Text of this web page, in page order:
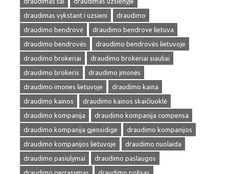
draudimas vykstant i uzsieni
draudimo
draudimo bendrovė
draudimo bendrove lietuva
draudimo bendrovės
draudimo bendrovės lietuvoje
draudimo brokeriai
draudimo brokeriai siauliai
draudimo brokeris
draudimo įmonės
draudimo imones lietuvoje
draudimo kaina
draudimo kainos
draudimo kainos skaičiuoklė
draudimo kompanija
draudimo kompanija compensa
draudimo kompanija gjensidige
draudimo kompanijos
draudimo kompanijos lietuvoje
draudimo nuolaida
draudimo pasiulymai
draudimo paslaugos
draudimo perrasymas
draudimo polisas